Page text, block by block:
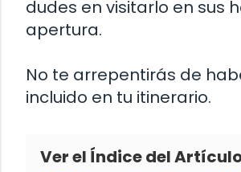
dudes en visitarlo en sus
apertura.
No te arrepentirás de
incluido en tu itinerario.
Ver el Índice del